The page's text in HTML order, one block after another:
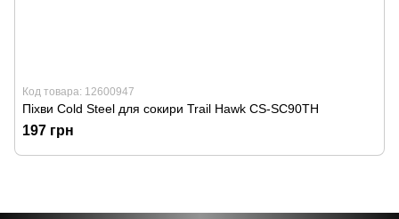
Код товара: 12600947
Піхви Cold Steel для сокири Trail Hawk CS-SC90TH
197 грн